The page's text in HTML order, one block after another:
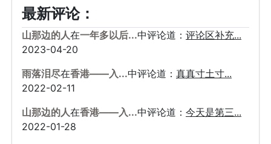
最新评论：
山那边的人在一年多以后...中评论道： 评论区补充...
2023-04-20
雨落泪尽在香港——入...中评论道： 真真寸土寸...
2022-02-11
山那边的人在香港——入...中评论道： 今天是第三...
2022-01-28